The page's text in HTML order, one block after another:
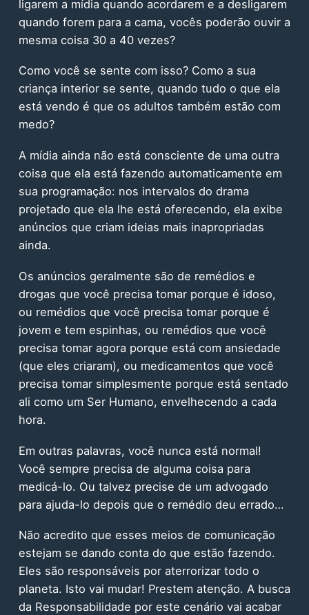
ligarem a mídia quando acordarem e a desligarem
quando forem para a cama, vocês poderão ouvir a
mesma coisa 30 a 40 vezes?
Como você se sente com isso? Como a sua
criança interior se sente, quando tudo o que ela
está vendo é que os adultos também estão com
medo?
A mídia ainda não está consciente de uma outra
coisa que ela está fazendo automaticamente em
sua programação: nos intervalos do drama
projetado que ela lhe está oferecendo, ela exibe
anúncios que criam ideias mais inapropriadas
ainda.
Os anúncios geralmente são de remédios e
drogas que você precisa tomar porque é idoso,
ou remédios que você precisa tomar porque é
jovem e tem espinhas, ou remédios que você
precisa tomar agora porque está com ansiedade
(que eles criaram), ou medicamentos que você
precisa tomar simplesmente porque está sentado
ali como um Ser Humano, envelhecendo a cada
hora.
Em outras palavras, você nunca está normal!
Você sempre precisa de alguma coisa para
medicá-lo. Ou talvez precise de um advogado
para ajuda-lo depois que o remédio deu errado…
Não acredito que esses meios de comunicação
estejam se dando conta do que estão fazendo.
Eles são responsáveis por aterrorizar todo o
planeta. Isto vai mudar! Prestem atenção. A busca
da Responsabilidade por este cenário vai acabar